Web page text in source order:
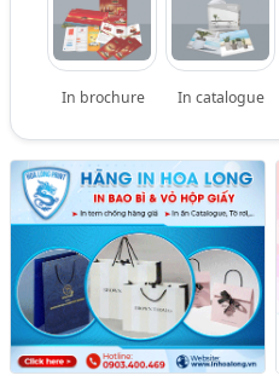
In brochure In catalogue